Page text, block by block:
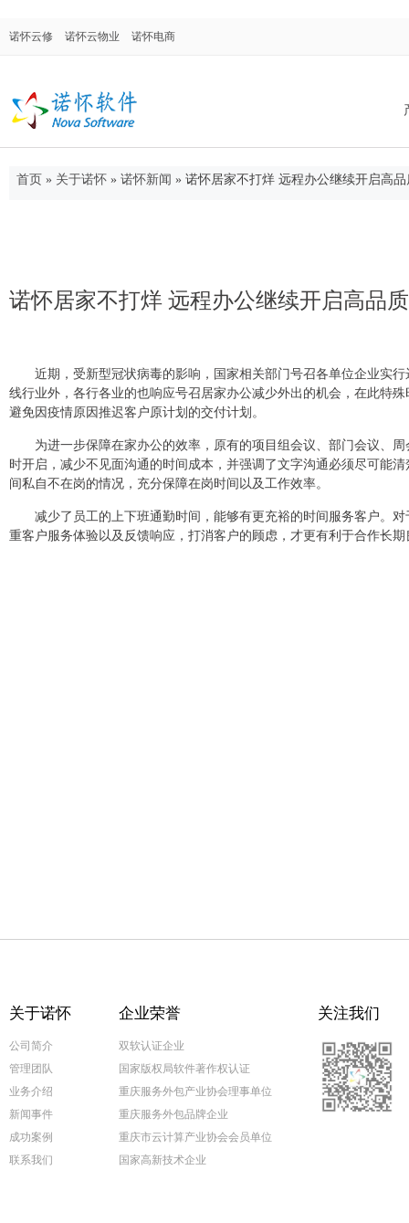
诺怀云修 诺怀云物业 诺怀电商
诺怀物业管理
集物业管理、合同管理、仓库管理、OA系
入云平台、在线支付等先进技术手段，致力
首页 » 关于诺怀 » 诺怀新闻 » 诺怀居家不打烊 远程办公继续开启高
诺怀居家不打烊 远程办公继续开启高品
近期，受新型冠状病毒的影响，国家相关部门号召各单位企业实
线行业外，各行各业的也响应号召居家办公减少外出的机会，在此特
避免因疫情原因推迟客户原计划的交付计划。
为进一步保障在家办公的效率，原有的项目组会议、部门会议、
时开启，减少不见面沟通的时间成本，并强调了文字沟通必须尽可能
间私自不在岗的情况，充分保障在岗时间以及工作效率。
减少了员工的上下班通勤时间，能够有更充裕的时间服务客户。
重客户服务体验以及反馈响应，打消客户的顾虑，才更有利于合作长
关于诺怀
公司简介
管理团队
业务介绍
新闻事件
成功案例
联系我们
企业荣誉
双软认证企业
国家版权局软件著作权认证
重庆服务外包产业协会理事单位
重庆服务外包品牌企业
重庆市云计算产业协会会员单位
国家高新技术企业
关注我们